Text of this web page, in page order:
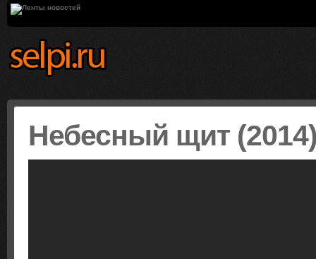
Небесный щит